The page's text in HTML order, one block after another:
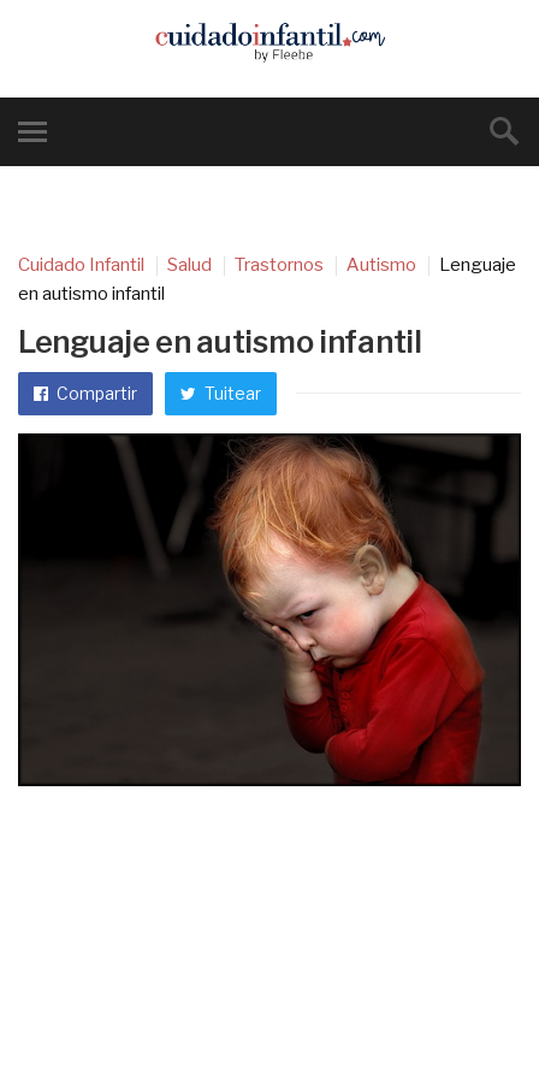
Cuidado Infantil Salud Trastornos Autismo
Lenguaje
en autismo infantil
Lenguaje en autismo infantil
Compartir Tuitear